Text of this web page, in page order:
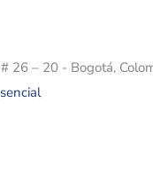
26 – 20 - Bogotá,